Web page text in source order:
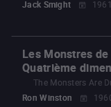
Jack Smight
1961
Les Monstres
Quatrième
The Monsters Are
Ron Winston